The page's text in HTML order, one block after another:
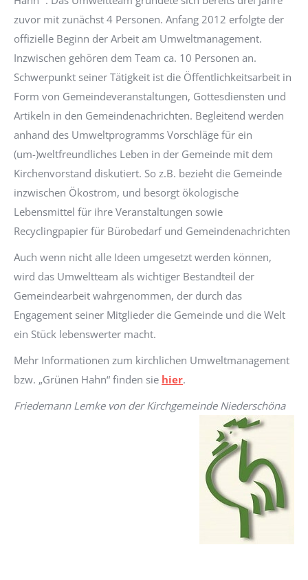
zuvor mit zunächst 4 Personen. Anfang 2012 erfolgte der
offizielle Beginn der Arbeit am Umweltmanagement.
Inzwischen gehören dem Team ca. 10 Personen an.
Schwerpunkt seiner Tätigkeit ist die Öffentlichkeitsarbeit in
Form von Gemeindeveranstaltungen, Gottesdiensten und
Artikeln in den Gemeindenachrichten. Begleitend werden
anhand des Umweltprogramms Vorschläge für ein
(um-)weltfreundliches Leben in der Gemeinde mit dem
Kirchenvorstand diskutiert. So z.B. bezieht die Gemeinde
inzwischen Ökostrom, und besorgt ökologische
Lebensmittel für ihre Veranstaltungen sowie
Recyclingpapier für Bürobedarf und Gemeindenachrichten
Auch wenn nicht alle Ideen umgesetzt werden können,
wird das Umweltteam als wichtiger Bestandteil der
Gemeindearbeit wahrgenommen, der durch das
Engagement seiner Mitglieder die Gemeinde und die Welt
ein Stück lebenswerter macht.
Mehr Informationen zum kirchlichen Umweltmanagement
bzw. „Grünen Hahn“ finden sie hier.
Friedemann Lemke von der Kirchgemeinde Niederschöna